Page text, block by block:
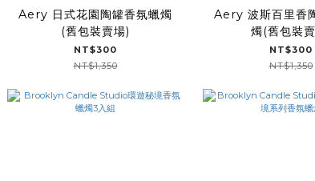
Aery 日式花園陶罐香氛蠟燭
(舊包裝賣場)
NT$300
NT$1,350
Aery 波斯百里香
燭(舊包裝
NT$300
NT$1,350